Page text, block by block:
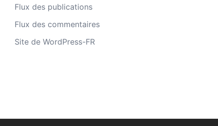
Flux des publications
Flux des commentaires
Site de WordPress-FR